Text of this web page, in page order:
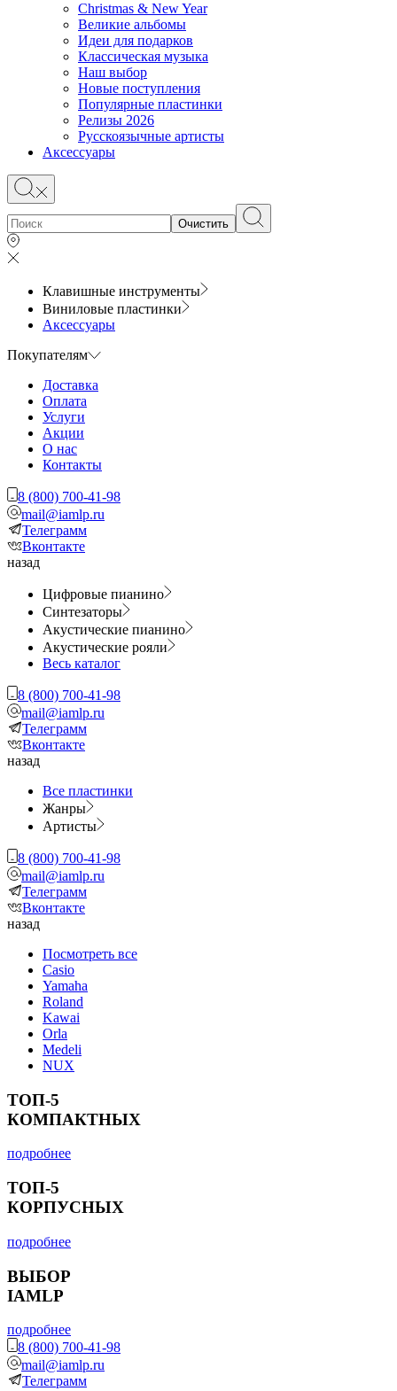
Christmas & New Year
Великие альбомы
Идеи для подарков
Классическая музыка
Наш выбор
Новые поступления
Популярные пластинки
Релизы 2026
Русскоязычные артисты
Аксессуары
Очистить
Клавишные инструменты
Виниловые пластинки
Аксессуары
Покупателям
Доставка
Оплата
Услуги
Акции
О нас
Контакты
8 (800) 700-41-98
mail@iamlp.ru
Телеграмм
Вконтакте
назад
Цифровые пианино
Синтезаторы
Акустические пианино
Акустические рояли
Весь каталог
8 (800) 700-41-98
mail@iamlp.ru
Телеграмм
Вконтакте
назад
Все пластинки
Жанры
Артисты
8 (800) 700-41-98
mail@iamlp.ru
Телеграмм
Вконтакте
назад
Посмотреть все
Casio
Yamaha
Roland
Kawai
Orla
Medeli
NUX
ТОП-5
КОМПАКТНЫХ
подробнее
ТОП-5
КОРПУСНЫХ
подробнее
ВЫБОР
IAMLP
подробнее
8 (800) 700-41-98
mail@iamlp.ru
Телеграмм